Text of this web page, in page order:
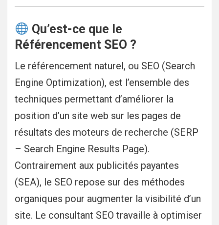
Qu’est-ce que le
Référencement SEO ?
Le référencement naturel, ou SEO (Search
Engine Optimization), est l’ensemble des
techniques permettant d’améliorer la
position d’un site web sur les pages de
résultats des moteurs de recherche (SERP
– Search Engine Results Page).
Contrairement aux publicités payantes
(SEA), le SEO repose sur des méthodes
organiques pour augmenter la visibilité d’un
site. Le consultant SEO travaille à optimiser